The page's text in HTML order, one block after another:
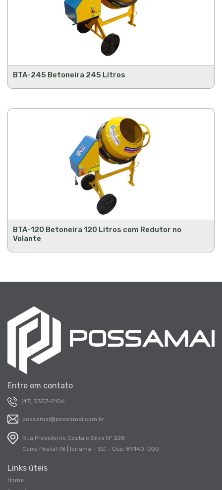
BTA-245 Betoneira 245 Litros
BTA-120 Betoneira 120 Litros com Redutor no
Volante
Entre em contato
(47) 3357-2106
possamai@possamai.com.br
Rua Presidente Costa e Silva Nº 228
Caixa Postal 78 | Ibirama – SC – Cep: 89140-000
Links úteis
Home